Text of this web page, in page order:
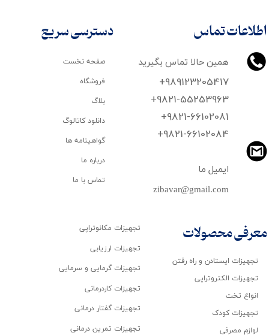
اطلاعات تماس
همین حالا تماس بگیرید
+989123205417
+9821-55253963
+9821-66102081
​​​​​​​+9821-66102084
zibavar@gmail.com
ایمیل ما
تجهیزات ایستادن و راه رفتن
تجهیزات الکتروتراپی
انواع تخت
تجهیزات کودک
لوازم مصرفی
صفحه نخست
فروشگاه
بلاگ
دانلود کاتالوگ
گواهینامه ها
درباره ما
تماس با ما
تجهیزات مکانوتراپی
تجهیزات ارزیابی
تجهیزات گرمایی و سرمایی
تجهیزات کاردرمانی
تجهیزات گفتار درمانی
تجهیزات تمرین درمانی
دسترسی سریع
معرفی محصولات